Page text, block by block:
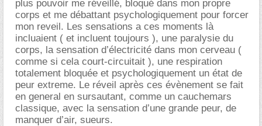
plus pouvoir me réveillé, bloqué dans mon propre
corps et me débattant psychologiquement pour forcer
mon reveil. Les sensations a ces moments là
incluaient ( et incluent toujours ), une paralysie du
corps, la sensation d’électricité dans mon cerveau (
comme si cela court-circuitait ), une respiration
totalement bloquée et psychologiquement un état de
peur extreme. Le réveil après ces évènement se fait
en general en sursautant, comme un cauchemars
classique, avec la sensation d’une grande peur, de
manquer d’air, sueurs.